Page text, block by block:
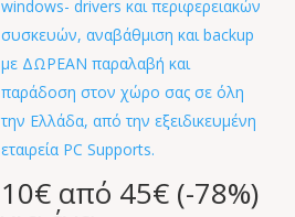
10€ από 45€ (-78%)